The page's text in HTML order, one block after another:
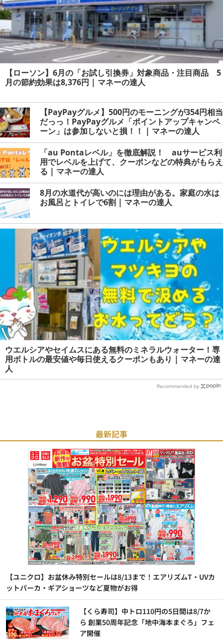
【ローソン】6月の「お試し引換券」対象商品・注目商品 5
月の節約効果は8,376円 | マネーの達人
【PayPayグルメ】500円のモーニングが354円相当
だっっ！PayPayグルメ「ポイントアップキャンペ
ーン」は参加しないと損！！ | マネーの達人
「au Pontaレベル」を徹底解説！ auサービス利
用でレベルを上げて、クーポンなどの特典がもらえ
る | マネーの達人
8月の水道代が高いのには理由がある。家庭の水は
お風呂とトイレで6割 | マネーの達人
ウエルシアやセイムスにある無料のミネラルウォーター！専
用ボトルの最安値や毎日使えるクーポンもあり | マネーの達
人
Recommended by
最新記事
【ユニクロ】お盆休み特別セールは8/13まで！エアリズムT・UVカ
ットパーカ・ギアショーツなど夏物がお得
【くら寿司】中トロ110円の5日間は8/7か
ら 創業50周年記念「地中海本まぐろ」フェ
ア開催